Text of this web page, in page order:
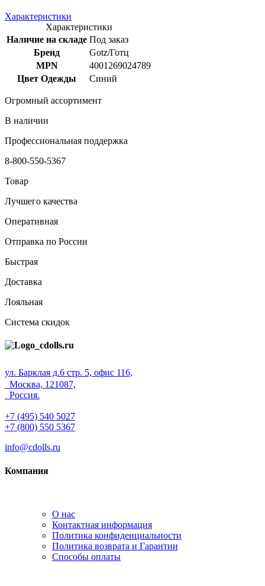
Характеристики
Характеристики
Наличие на складе Под заказ
Бренд
Gotz/Готц
MPN
4001269024789
Цвет Одежды
Синий
Огромный ассортимент
В наличии
Профессиональная поддержка
8-800-550-5367
Товар
Лучшего качества
Оперативная
Отправка по России
Быстрая
Доставка
Лояльная
Система скидок
ул. Барклая д.6 стр. 5, офис 116,
Москва, 121087,
Россия.
+7 (495) 540 5027
+7 (800) 550 5367
info@cdolls.ru
Компания
О нас
Контактная информация
Политика конфиденциальности
Политика возврата и Гарантии
Способы оплаты